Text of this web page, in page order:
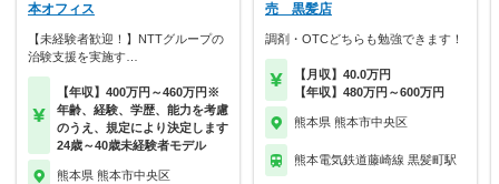
本オフィス
【未経験者歓迎！】NTTグループの
治験支援を実施す…
【年収】400万円～460万円※
年齢、経験、学歴、能力を考慮
のうえ、規定により決定します
24歳～40歳未経験者モデル
熊本県 熊本市中央区
売 黒髪店
調剤・OTCどちらも勉強できます！
【月収】40.0万円
【年収】480万円～600万円
熊本県 熊本市中央区
熊本電気鉄道藤崎線 黒髪町駅